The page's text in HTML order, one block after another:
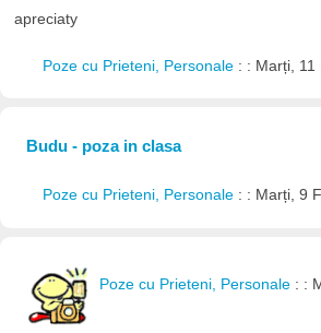
apreciaty
Poze cu Prieteni, Personale : : Marți, 11
Budu - poza in clasa
Poze cu Prieteni, Personale : : Marți, 9
Poze cu Prieteni, Personale : :